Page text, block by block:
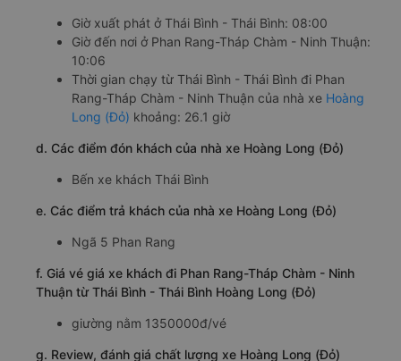
Giờ xuất phát ở Thái Bình - Thái Bình: 08:00
Giờ đến nơi ở Phan Rang-Tháp Chàm - Ninh Thuận:
10:06
Thời gian chạy từ Thái Bình - Thái Bình đi Phan
Rang-Tháp Chàm - Ninh Thuận của nhà xe Hoàng
Long (Đỏ) khoảng: 26.1 giờ
d. Các điểm đón khách của nhà xe Hoàng Long (Đỏ)
Bến xe khách Thái Bình
e. Các điểm trả khách của nhà xe Hoàng Long (Đỏ)
Ngã 5 Phan Rang
f. Giá vé giá xe khách đi Phan Rang-Tháp Chàm - Ninh
Thuận từ Thái Bình - Thái Bình Hoàng Long (Đỏ)
giường nằm 1350000đ/vé
g. Review, đánh giá chất lượng xe Hoàng Long (Đỏ)